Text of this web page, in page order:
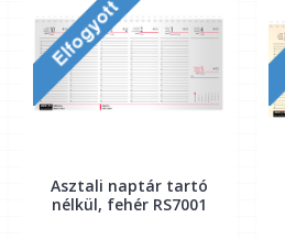
Asztali naptár tartó
nélkül, fehér RS7001